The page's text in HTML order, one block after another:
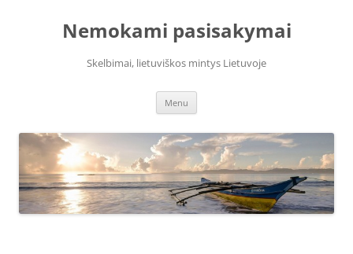
Nemokami pasisakymai
Skelbimai, lietuviškos mintys Lietuvoje
Menu